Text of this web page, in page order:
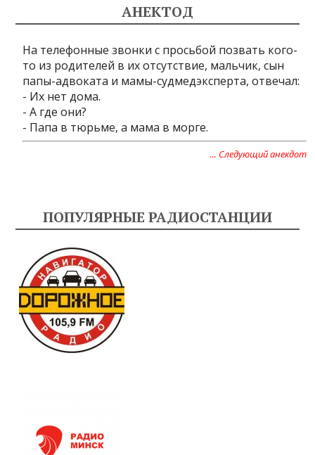
АНЕКТОД
На телефонные звонки с просьбой позвать кого-
то из родителей в их отсутствие, мальчик, сын
папы-адвоката и мамы-судмедэксперта, отвечал:
- Их нет дома.
- А где они?
- Папа в тюрьме, а мама в морге.
… Следующий анекдот
ПОПУЛЯРНЫЕ РАДИОСТАНЦИИ